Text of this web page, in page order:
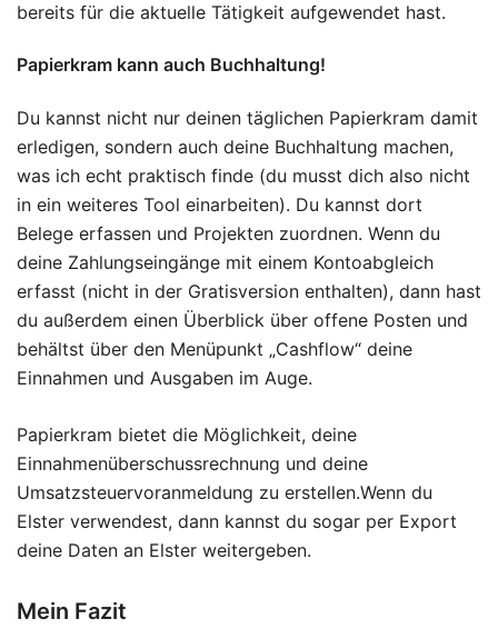
bereits für die aktuelle Tätigkeit aufgewendet hast.
Papierkram kann auch Buchhaltung!
Du kannst nicht nur deinen täglichen Papierkram damit
erledigen, sondern auch deine Buchhaltung machen,
was ich echt praktisch finde (du musst dich also nicht
in ein weiteres Tool einarbeiten). Du kannst dort
Belege erfassen und Projekten zuordnen. Wenn du
deine Zahlungseingänge mit einem Kontoabgleich
erfasst (nicht in der Gratisversion enthalten), dann hast
du außerdem einen Überblick über offene Posten und
behältst über den Menüpunkt „Cashflow“ deine
Einnahmen und Ausgaben im Auge.
Papierkram bietet die Möglichkeit, deine
Einnahmenüberschussrechnung und deine
Umsatzsteuervoranmeldung zu erstellen.Wenn du
Elster verwendest, dann kannst du sogar per Export
deine Daten an Elster weitergeben.
Mein Fazit